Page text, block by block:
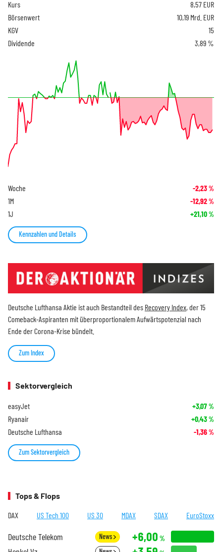
Kurs 8,57 EUR
Börsenwert
10,19 Mrd. EUR
KGV
15
Dividende
3,89 %
Woche -2,23%
1M -12,92%
1J +21,10%
Kennzahlen und Details
Deutsche Lufthansa Aktie ist auch Bestandteil des Recovery Index, der 15
Comeback-Aspiranten mit überproportionalem Aufwärtspotenzial nach
Ende der Corona-Krise bündelt.
Zum Index
Sektorvergleich
easyJet +3,07%
Ryanair +0,43%
Deutsche Lufthansa -1,36%
Zum Sektorvergleich
Tops & Flops
DAX US Tech 100 US 30 MDAX SDAX EuroStoxx
Deutsche Telekom News +6,00 %